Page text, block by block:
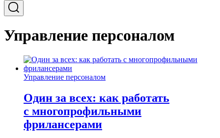
Управление персоналом
Управление персоналом
Один за всех: как работать
с многопрофильными
фрилансерами